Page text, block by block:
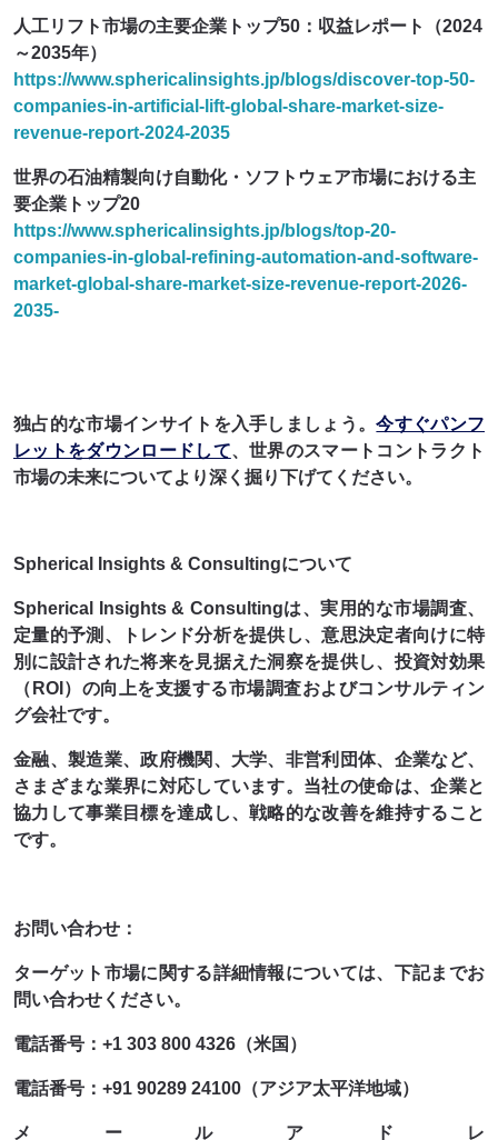
人工リフト市場の主要企業トップ50：収益レポート（2024
～2035年）
https://www.sphericalinsights.jp/blogs/discover-top-50-
companies-in-artificial-lift-global-share-market-size-
revenue-report-2024-2035
世界の石油精製向け自動化・ソフトウェア市場における主
要企業トップ20
https://www.sphericalinsights.jp/blogs/top-20-
companies-in-global-refining-automation-and-software-
market-global-share-market-size-revenue-report-2026-
2035-
独占的な市場インサイトを入手しましょう。今すぐパンフ
レットをダウンロードして、世界のスマートコントラクト
市場の未来についてより深く掘り下げてください。
Spherical Insights & Consultingについて
Spherical Insights & Consultingは、実用的な市場調査、
定量的予測、トレンド分析を提供し、意思決定者向けに特
別に設計された将来を見据えた洞察を提供し、投資対効果
（ROI）の向上を支援する市場調査およびコンサルティン
グ会社です。
金融、製造業、政府機関、大学、非営利団体、企業など、
さまざまな業界に対応しています。当社の使命は、企業と
協力して事業目標を達成し、戦略的な改善を維持すること
です。
お問い合わせ：
ターゲット市場に関する詳細情報については、下記までお
問い合わせください。
電話番号：+1 303 800 4326（米国）
電話番号：+91 90289 24100（アジア太平洋地域）
メールアドレ